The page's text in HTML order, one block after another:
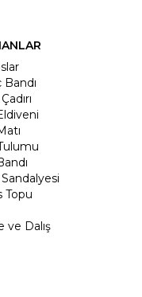
Topu
ve Dalış